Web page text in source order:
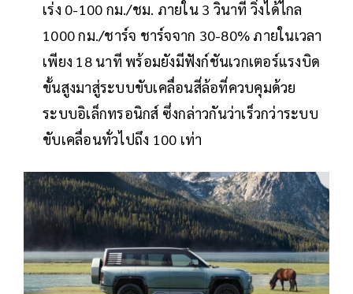
เร่ง 0-100 กม./ชม. ภายใน 3 วินาที วิ่งได้ไกล
1000 กม./ชาร์จ ชาร์จจาก 30-80% ภายในเวลา
เพียง 18 นาที พร้อมยังมีฟังก์ชันเวกเตอร์แรงบิด
ขั้นสูงมาสู่ระบบขับเคลื่อนสี่ล้อที่ควบคุมด้วย
ระบบอิเล็กทรอนิกส์ ซึ่งกล่าวกันว่าเร็วกว่าระบบ
ขับเคลื่อนทั่วไปถึง 100 เท่า